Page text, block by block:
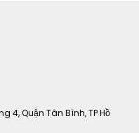
4, Quận Tân Bình, TP Hồ